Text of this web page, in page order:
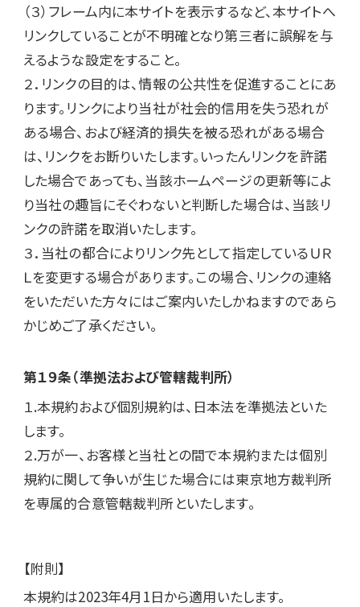
（３）フレーム内に本サイトを表示するなど、本サイトへ
リンクしていることが不明確となり第三者に誤解を与
えるような設定をすること。
２．リンクの目的は、情報の公共性を促進することにあ
ります。リンクにより当社が社会的信用を失う恐れが
ある場合、および経済的損失を被る恐れがある場合
は、リンクをお断りいたします。いったんリンクを許諾
した場合であっても、当該ホームページの更新等によ
り当社の趣旨にそぐわないと判断した場合は、当該リ
ンクの許諾を取消いたします。
３．当社の都合によりリンク先として指定しているＵＲ
Ｌを変更する場合があります。この場合、リンクの連絡
をいただいた方々にはご案内いたしかねますのであら
かじめご了承ください。
第１９条（準拠法および管轄裁判所）
１.本規約および個別規約は、日本法を準拠法といた
します。
２.万が一、お客様と当社との間で本規約または個別
規約に関して争いが生じた場合には東京地方裁判所
を専属的合意管轄裁判所といたします。
【附則】
本規約は2023年4月1日から適用いたします。